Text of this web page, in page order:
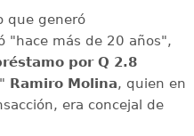
que generó
"hace más de 20 años",
por Q 2.8
Ramiro Molina, quien en
era concejal de